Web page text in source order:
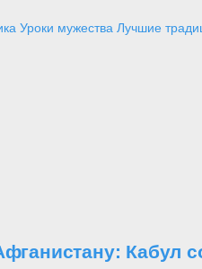
Уроки мужества Лучшие